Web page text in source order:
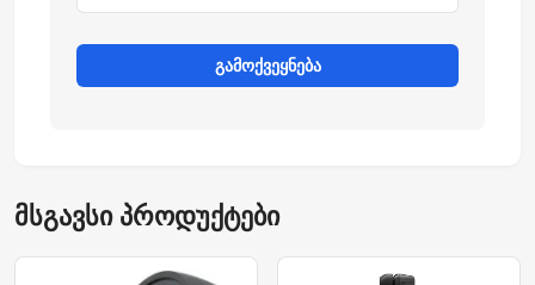
გამოქვეყნება
მსგავსი პროდუქტები